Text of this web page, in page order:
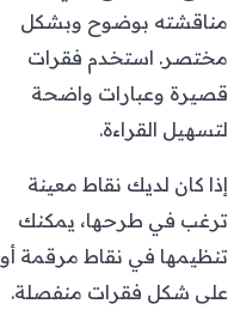
مناقشته بوضوح وبشكل
مختصر. استخدم فقرات
قصيرة وعبارات واضحة
لتسهيل القراءة.
إذا كان لديك نقاط معينة
ترغب في طرحها، يمكنك
تنظيمها في نقاط مرقمة أو
على شكل فقرات منفصلة.